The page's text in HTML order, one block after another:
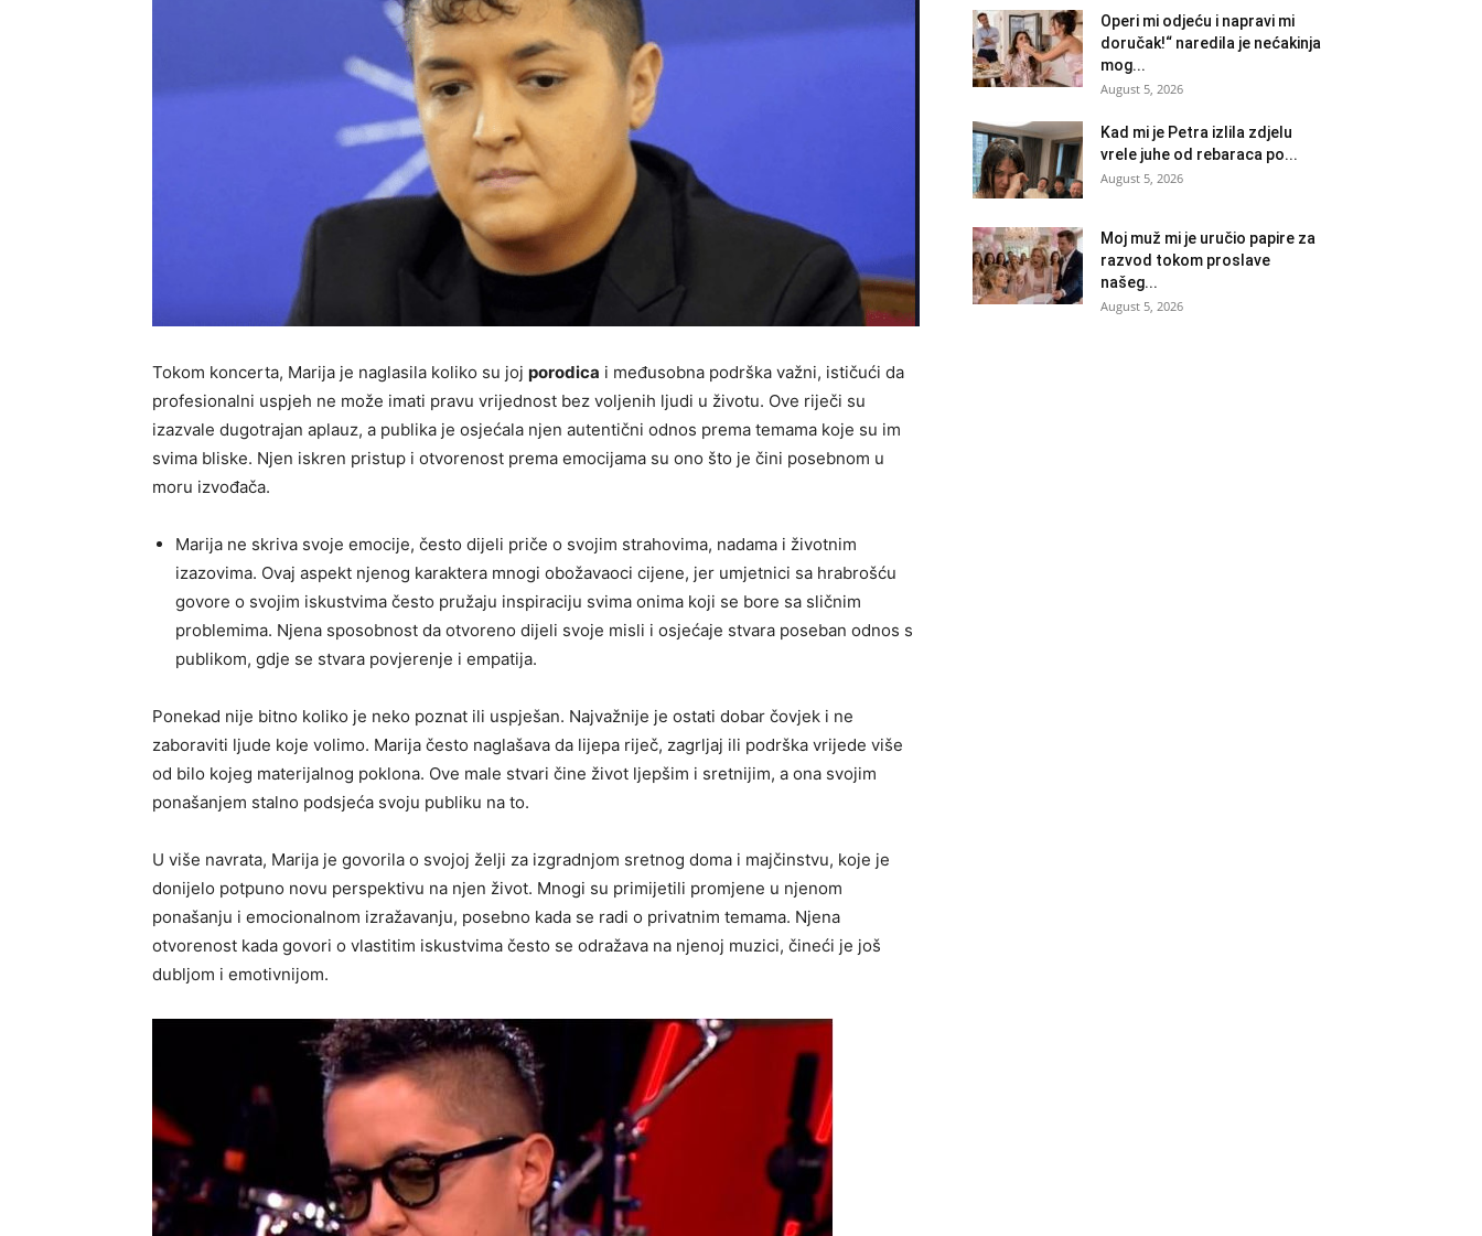
Tokom koncerta, Marija je naglasila koliko su joj porodica i međusobna podrška važni, ističući da
profesionalni uspjeh ne može imati pravu vrijednost bez voljenih ljudi u životu. Ove riječi su
izazvale dugotrajan aplauz, a publika je osjećala njen autentični odnos prema temama koje su im
svima bliske. Njen iskren pristup i otvorenost prema emocijama su ono što je čini posebnom u
moru izvođača.
Marija ne skriva svoje emocije, često dijeli priče o svojim strahovima, nadama i životnim
izazovima. Ovaj aspekt njenog karaktera mnogi obožavaoci cijene, jer umjetnici sa hrabrošću
govore o svojim iskustvima često pružaju inspiraciju svima onima koji se bore sa sličnim
problemima. Njena sposobnost da otvoreno dijeli svoje misli i osjećaje stvara poseban odnos s
publikom, gdje se stvara povjerenje i empatija.
Ponekad nije bitno koliko je neko poznat ili uspješan. Najvažnije je ostati dobar čovjek i ne
zaboraviti ljude koje volimo. Marija često naglašava da lijepa riječ, zagrljaj ili podrška vrijede više
od bilo kojeg materijalnog poklona. Ove male stvari čine život ljepšim i sretnijim, a ona svojim
ponašanjem stalno podsjeća svoju publiku na to.
U više navrata, Marija je govorila o svojoj želji za izgradnjom sretnog doma i majčinstvu, koje je
donijelo potpuno novu perspektivu na njen život. Mnogi su primijetili promjene u njenom
ponašanju i emocionalnom izražavanju, posebno kada se radi o privatnim temama. Njena
otvorenost kada govori o vlastitim iskustvima često se odražava na njenoj muzici, čineći je još
dubljom i emotivnijom.
Operi mi odjeću i napravi mi
doručak!“ naredila je nećakinja
mog...
August 5, 2026
Kad mi je Petra izlila zdjelu
vrele juhe od rebaraca po...
August 5, 2026
Moj muž mi je uručio papire za
razvod tokom proslave
našeg...
August 5, 2026